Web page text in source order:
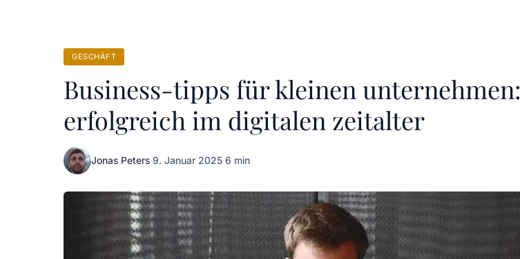
GESCHÄFT
Business-tipps für kleinen unternehmen:
erfolgreich im digitalen zeitalter
Jonas Peters·9. Januar 2025·6 min